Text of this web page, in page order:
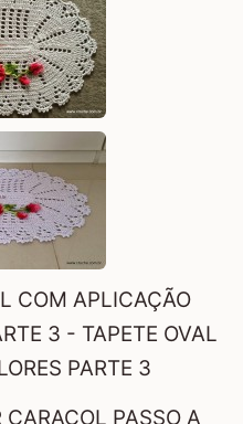
COM APLICAÇÃO
3 - TAPETE OVAL
PARTE 3
CARACOL PASSO A